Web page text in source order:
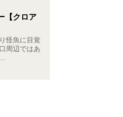
【クロア
怪魚に目覚
周辺ではあ